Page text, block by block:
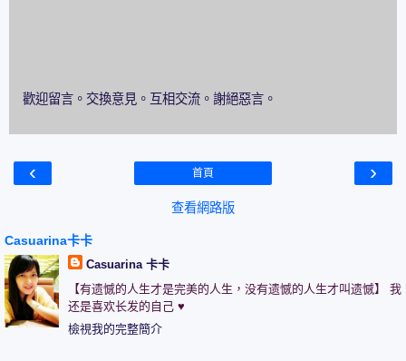
歡迎留言。交換意見。互相交流。謝絕惡言。
‹ ›
首頁
查看網路版
Casuarina卡卡
Casuarina 卡卡
【有遗憾的人生才是完美的人生，没有遗憾的人生才叫遗憾】 我
还是喜欢长发的自己 ♥
檢視我的完整簡介